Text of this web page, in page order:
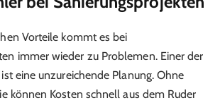
Vorteile kommt es bei
immer wieder zu Problemen. Einer der
eine unzureichende Planung. Ohne
können Kosten schnell aus dem Ruder